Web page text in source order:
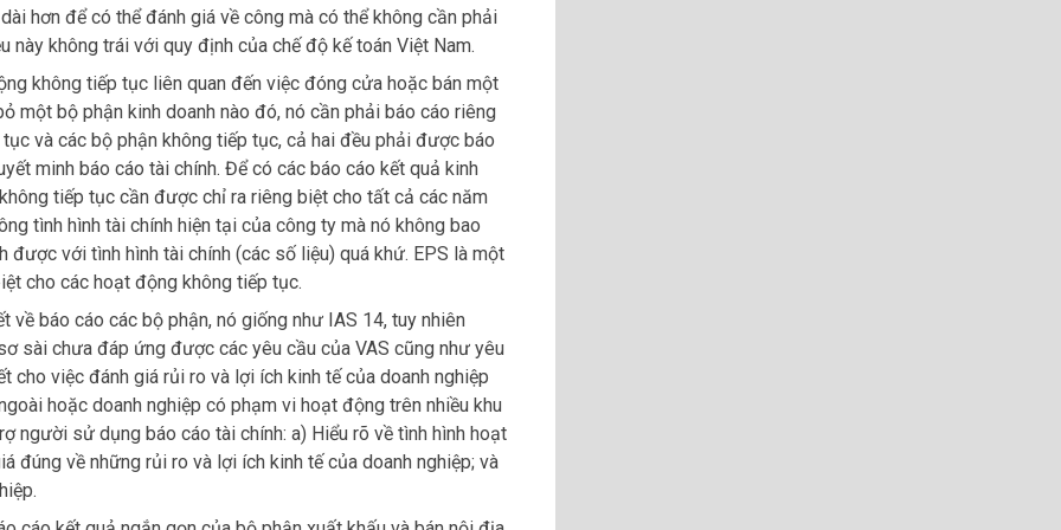
hơn để có thể đánh giá về công mà có thể không cần phải
không trái với quy định của chế độ kế toán Việt Nam.
không tiếp tục liên quan đến việc đóng cửa hoặc bán một
một bộ phận kinh doanh nào đó, nó cần phải báo cáo riêng
và các bộ phận không tiếp tục, cả hai đều phải được báo
minh báo cáo tài chính. Để có các báo cáo kết quả kinh
tiếp tục cần được chỉ ra riêng biệt cho tất cả các năm
tình hình tài chính hiện tại của công ty mà nó không bao
với tình hình tài chính (các số liệu) quá khứ. EPS là một
cho các hoạt động không tiếp tục.
về báo cáo các bộ phận, nó giống như IAS 14, tuy nhiên
sài chưa đáp ứng được các yêu cầu của VAS cũng như yêu
cho việc đánh giá rủi ro và lợi ích kinh tế của doanh nghiệp
hoặc doanh nghiệp có phạm vi hoạt động trên nhiều khu
người sử dụng báo cáo tài chính: a) Hiểu rõ về tình hình hoạt
đúng về những rủi ro và lợi ích kinh tế của doanh nghiệp; và